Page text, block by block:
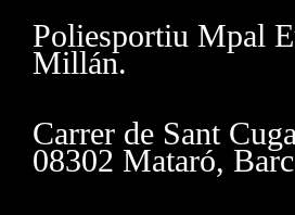
Poliesportiu Mpal
Millán.
Carrer de Sant
08302 Mataró,